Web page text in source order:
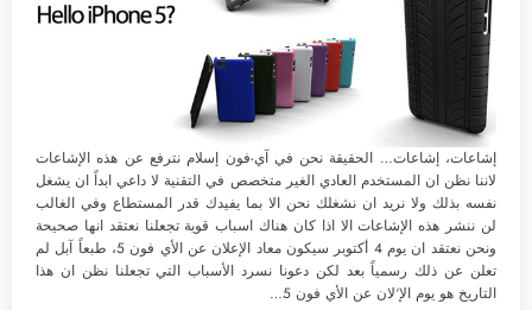
إشاعات، إشاعات… الحقيقة نحن في آي-فون إسلام نترفع عن هذه الإشاعات
لاننا نظن ان المستخدم العادي الغير متخصص في التقنية لا داعي ابداً ان يشغل
نفسه بذلك ولا نريد ان نشغلك نحن الا بما يفيدك قدر المستطاع وفي الغالب
لن ننشر هذه الإشاعات الا اذا كان هناك اسباب قوية تجعلنا نعتقد انها صحيحة
ونحن نعتقد ان يوم 4 أكتوبر سيكون معاد الإعلان عن الأي فون 5، طبعاً آبل لم
تعلن عن ذلك رسمياً بعد لكن دعونا نسرد الأسباب التي تجعلنا نظن ان هذا
التاريخ هو يوم الإ‘لان عن الأي فون 5…